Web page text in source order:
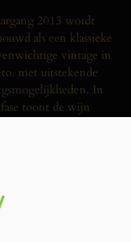
2013 wordt
als een klassieke
vintage in
met uitstekende
In
toont de wijn
Corvinone en